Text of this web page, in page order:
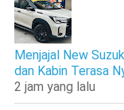
Menjajal New
dan Kabin Terasa
2 jam yang lalu